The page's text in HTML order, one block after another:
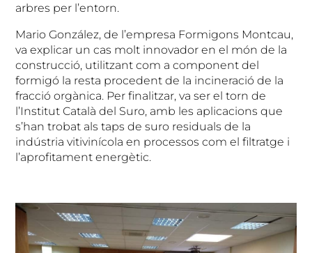
arbres per l’entorn.
Mario González, de l’empresa Formigons Montcau,
va explicar un cas molt innovador en el món de la
construcció, utilitzant com a component del
formigó la resta procedent de la incineració de la
fracció orgànica. Per finalitzar, va ser el torn de
l’Institut Català del Suro, amb les aplicacions que
s’han trobat als taps de suro residuals de la
indústria vitivinícola en processos com el filtratge i
l’aprofitament energètic.